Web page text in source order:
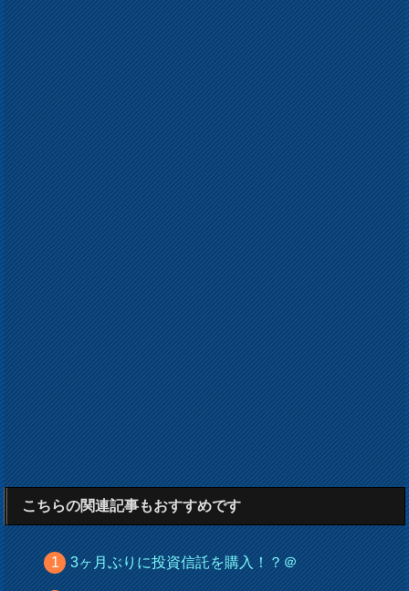
こちらの関連記事もおすすめです
3ヶ月ぶりに投資信託を購入！？＠